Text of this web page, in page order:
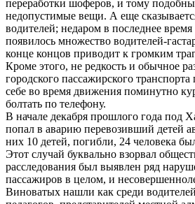
переработки шоферов, и тому
недопустимые вещи. А еще
водителей; недаром в последнее
появилось множество водителей-
конце концов приводит к громким
Кроме этого, не редкость и обычное
городского пассажирского
себе во время движения поминутно
болтать по телефону.
В начале декабря прошлого года под
попал в аварию перевозивший детей
них 10 детей, погибли, 24 человека
Этот случай буквально взорвал
расследования был выявлен ряд
пассажиров в целом, и
Виноватых нашли как среди